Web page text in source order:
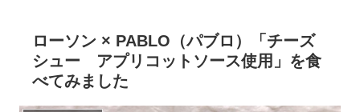
ローソン × PABLO（パブロ）「チーズ
シュー アプリコットソース使用」を食
べてみました